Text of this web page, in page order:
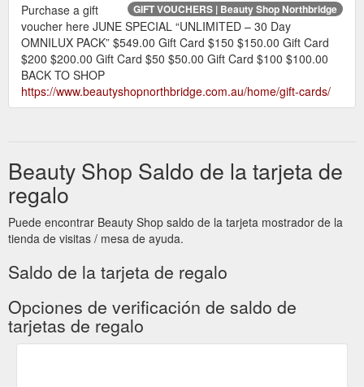
GIFT VOUCHERS | Beauty Shop Northbridge
Purchase a gift
voucher here JUNE SPECIAL “UNLIMITED – 30 Day
OMNILUX PACK” $549.00 Gift Card $150 $150.00 Gift Card
$200 $200.00 Gift Card $50 $50.00 Gift Card $100 $100.00
BACK TO SHOP
https://www.beautyshopnorthbridge.com.au/home/gift-cards/
Beauty Shop Saldo de la tarjeta de
regalo
Puede encontrar Beauty Shop saldo de la tarjeta mostrador de la
tienda de visitas / mesa de ayuda.
Saldo de la tarjeta de regalo
Opciones de verificación de saldo de
tarjetas de regalo